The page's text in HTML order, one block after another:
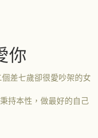
你
差七歲卻很愛吵架的女
持本性，做最好的自己